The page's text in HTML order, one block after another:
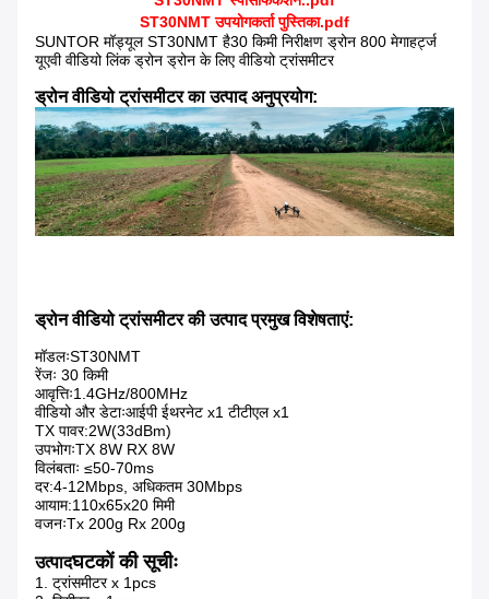
ST30NMT उपयोगकर्ता पुस्तिका.pdf
SUNTOR मॉड्यूल ST30NMT है30 किमी निरीक्षण ड्रोन 800 मेगाहर्ट्ज
यूएवी वीडियो लिंक ड्रोन ड्रोन के लिए वीडियो ट्रांसमीटर
ड्रोन वीडियो ट्रांसमीटर का उत्पाद अनुप्रयोग:
ड्रोन वीडियो ट्रांसमीटर की उत्पाद प्रमुख विशेषताएं:
मॉडलःST30NMT
रेंजः 30 किमी
आवृत्तिः1.4GHz/800MHz
वीडियो और डेटाःआईपी ईथरनेट x1 टीटीएल x1
TX पावर:2W(33dBm)
उपभोगःTX 8W RX 8W
विलंबताः ≤50-70ms
दर:4-12Mbps, अधिकतम 30Mbps
आयाम:110x65x20 मिमी
वजनःTx 200g Rx 200g
उत्पादघटकों की सूचीः
1. ट्रांसमीटर x 1pcs